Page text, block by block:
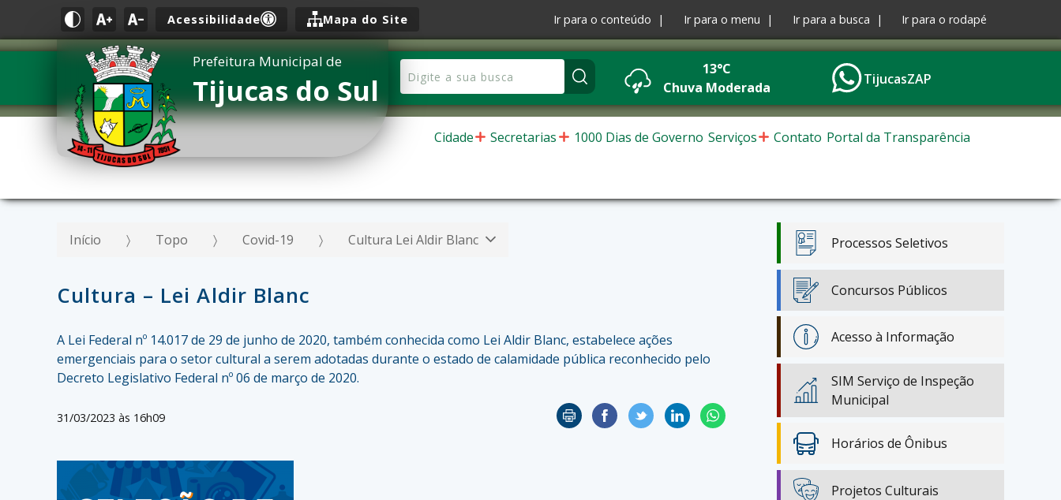
Acessibilidade Mapa do Site Ir para o conteúdo | Ir para o menu | Ir para a busca | Ir para o rodapé
Prefeitura Municipal de
Tijucas do Sul
13°C
Chuva Moderada
TijucasZAP
Cidade Secretarias 1000 Dias de Governo Serviços Contato Portal da Transparência
Início Topo Covid-19 Cultura Lei Aldir Blanc
Cultura – Lei Aldir Blanc
A Lei Federal nº 14.017 de 29 de junho de 2020, também conhecida como Lei Aldir Blanc, estabelece ações
emergenciais para o setor cultural a serem adotadas durante o estado de calamidade pública reconhecido pelo
Decreto Legislativo Federal nº 06 de março de 2020.
31/03/2023 às 16h09
Processos Seletivos
Concursos Públicos
Acesso à Informação
SIM Serviço de Inspeção
Municipal
Horários de Ônibus
Projetos Culturais